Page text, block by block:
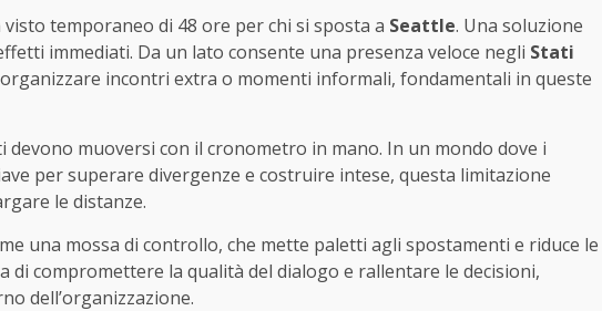
visto temporaneo di 48 ore per chi si sposta a Seattle. Una soluzione
immediati. Da un lato consente una presenza veloce negli Stati
incontri extra o momenti informali, fondamentali in queste
devono muoversi con il cronometro in mano. In un mondo dove i
per superare divergenze e costruire intese, questa limitazione
le distanze.
una mossa di controllo, che mette paletti agli spostamenti e riduce le
di compromettere la qualità del dialogo e rallentare le decisioni,
dell’organizzazione.